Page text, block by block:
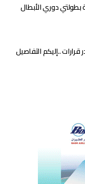
دوري الأبطال
..إليكم التفاصيل